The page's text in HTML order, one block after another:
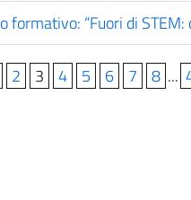
formativo: “Fuori di
2 3 4 5 6 7 8 ...